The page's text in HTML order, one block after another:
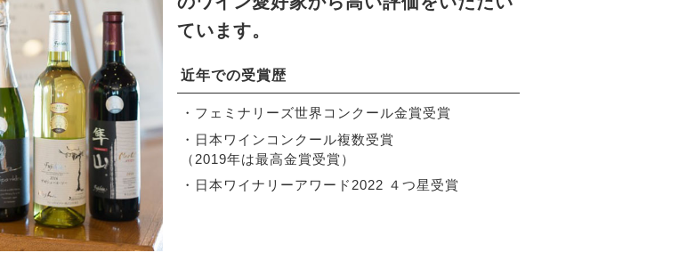
ています。
近年での受賞歴
・フェミナリーズ世界コンクール金賞受賞
・日本ワインコンクール複数受賞
（2019年は最高金賞受賞）
・日本ワイナリーアワード2022 ４つ星受賞